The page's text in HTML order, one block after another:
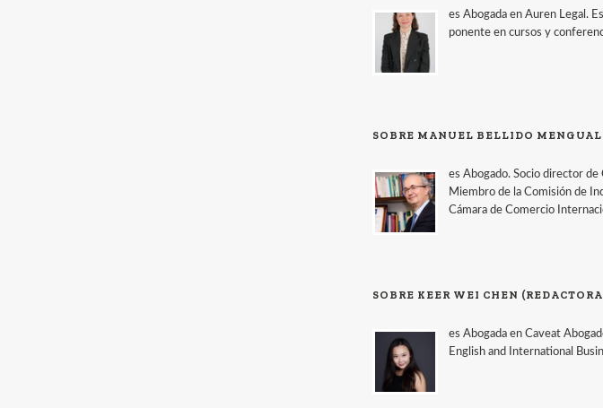
es Abogada en Auren Legal.
ponente en cursos y
SOBRE MANUEL BELLIDO MENGUAL
es Abogado. Socio director
Miembro de la Comisión de
Cámara de Comercio
SOBRE KEER WEI CHEN
es Abogada en Caveat
English and International